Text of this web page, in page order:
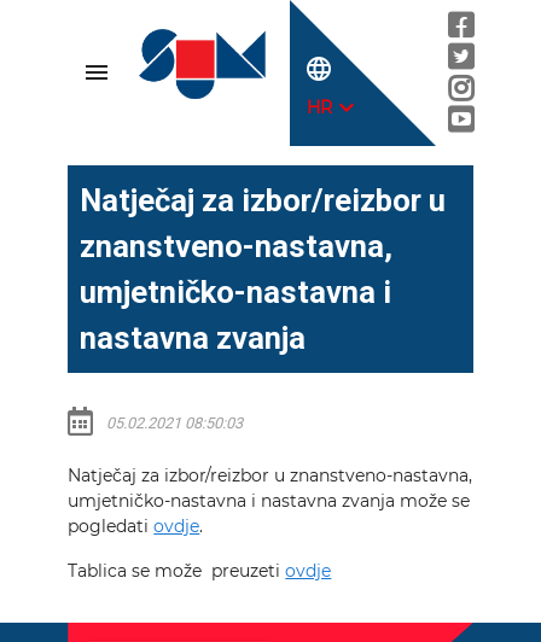
menu language
HRexpand_more
Natječaj za izbor/reizbor u
znanstveno-nastavna,
umjetničko-nastavna i
nastavna zvanja
05.02.2021 08:50:03
Natječaj za izbor/reizbor u znanstveno-nastavna,
umjetničko-nastavna i nastavna zvanja može se
pogledatiovdje.
Tablica se može preuzetiovdje